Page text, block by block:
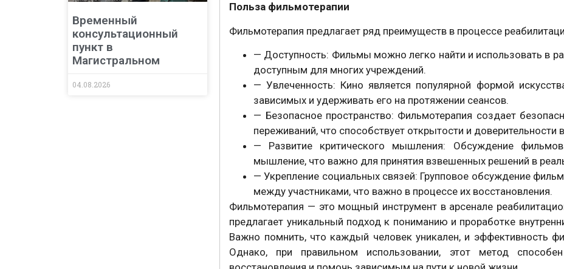
Временный
консультационный
пункт в
Магистральном
04.08.2026
Польза фильмотерапии
Фильмотерапия предлагает ряд преимуществ в процессе
— Доступность: Фильмы можно легко найти и использовать в
доступным для многих учреждений.
— Увлеченность: Кино является популярной формой
зависимых и удерживать его на протяжении сеансов.
— Безопасное пространство: Фильмотерапия создает
переживаний, что способствует открытости и доверительности
— Развитие критического мышления: Обсуждение фильмов
мышление, что важно для принятия взвешенных решений в
— Укрепление социальных связей: Групповое обсуждение
между участниками, что важно в процессе их восстановления.
Фильмотерапия — это мощный инструмент в арсенале
предлагает уникальный подход к пониманию и проработке
Важно помнить, что каждый человек уникален, и эффективность
Однако, при правильном использовании, этот метод